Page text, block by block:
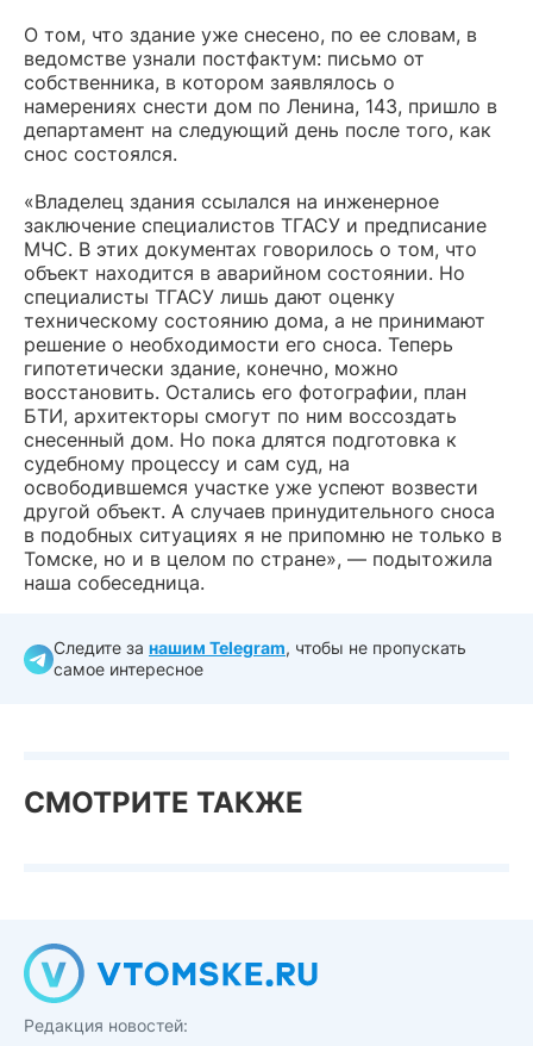
О том, что здание уже снесено, по ее словам, в
ведомстве узнали постфактум: письмо от
собственника, в котором заявлялось о
намерениях снести дом по Ленина, 143, пришло в
департамент на следующий день после того, как
снос состоялся.
«Владелец здания ссылался на инженерное
заключение специалистов ТГАСУ и предписание
МЧС. В этих документах говорилось о том, что
объект находится в аварийном состоянии. Но
специалисты ТГАСУ лишь дают оценку
техническому состоянию дома, а не принимают
решение о необходимости его сноса. Теперь
гипотетически здание, конечно, можно
восстановить. Остались его фотографии, план
БТИ, архитекторы смогут по ним воссоздать
снесенный дом. Но пока длятся подготовка к
судебному процессу и сам суд, на
освободившемся участке уже успеют возвести
другой объект. А случаев принудительного сноса
в подобных ситуациях я не припомню не только в
Томске, но и в целом по стране», — подытожила
наша собеседница.
Следите за нашим Telegram, чтобы не пропускать
самое интересное
СМОТРИТЕ ТАКЖЕ
Редакция новостей: